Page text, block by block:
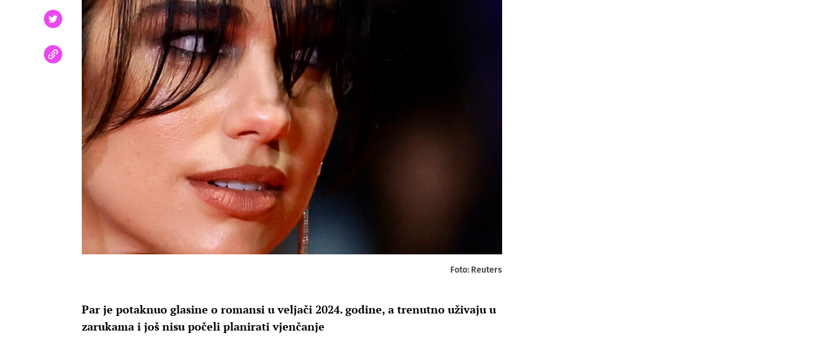
Foto: Reuters
Par je potaknuo glasine o romansi u veljači 2024. godine, a trenutno uživaju u
zarukama i još nisu počeli planirati vjenčanje